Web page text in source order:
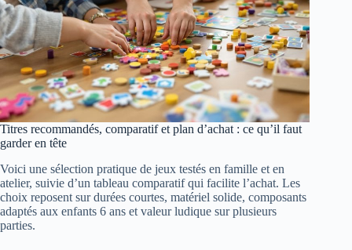
Titres recommandés, comparatif et plan d’achat : ce qu’il faut
garder en tête
Voici une sélection pratique de jeux testés en famille et en
atelier, suivie d’un tableau comparatif qui facilite l’achat. Les
choix reposent sur durées courtes, matériel solide, composants
adaptés aux enfants 6 ans et valeur ludique sur plusieurs
parties.